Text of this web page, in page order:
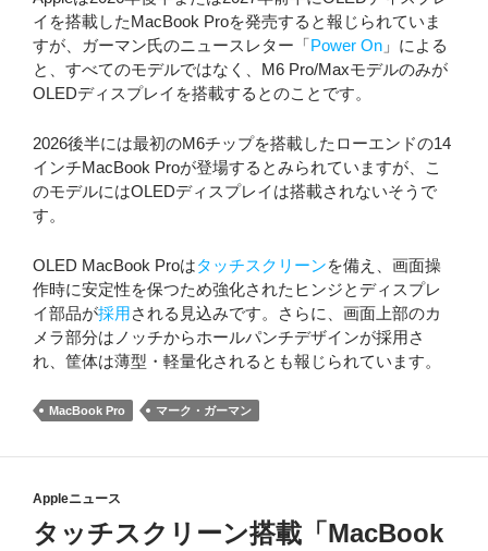
イを搭載したMacBook Proを発売すると報じられていま
すが、ガーマン氏のニュースレター「Power On 」による
と、すべてのモデルではなく、M6 Pro/Maxモデルのみが
OLEDディスプレイを搭載するとのことです。
2026後半には最初のM6チップを搭載したローエンドの14
インチMacBook Proが登場するとみられていますが、こ
のモデルにはOLEDディスプレイは搭載されないそうで
す。
OLED MacBook Proはタッチスクリーンを備え、画面操
作時に安定性を保つため強化されたヒンジとディスプレ
イ部品が採用される見込みです。さらに、画面上部のカ
メラ部分はノッチからホールパンチデザインが採用さ
れ、筐体は薄型・軽量化されるとも報じられています。
MacBook Pro マーク・ガーマン
Appleニュース
タッチスクリーン搭載「MacBook